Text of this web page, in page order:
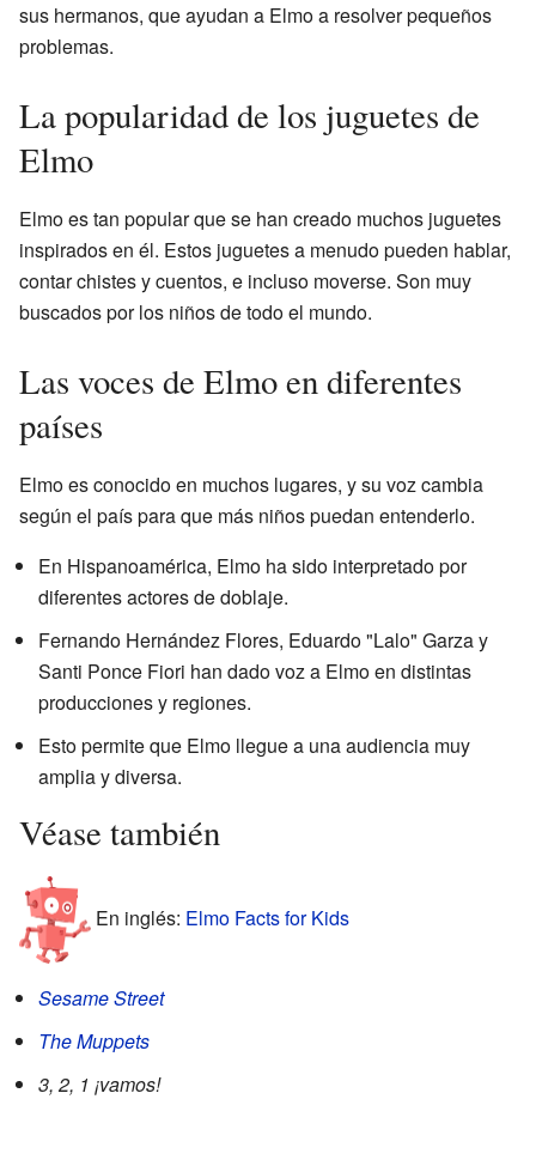
sus hermanos, que ayudan a Elmo a resolver pequeños
problemas.
La popularidad de los juguetes de
Elmo
Elmo es tan popular que se han creado muchos juguetes
inspirados en él. Estos juguetes a menudo pueden hablar,
contar chistes y cuentos, e incluso moverse. Son muy
buscados por los niños de todo el mundo.
Las voces de Elmo en diferentes
países
Elmo es conocido en muchos lugares, y su voz cambia
según el país para que más niños puedan entenderlo.
En Hispanoamérica, Elmo ha sido interpretado por
diferentes actores de doblaje.
Fernando Hernández Flores, Eduardo "Lalo" Garza y
Santi Ponce Fiori han dado voz a Elmo en distintas
producciones y regiones.
Esto permite que Elmo llegue a una audiencia muy
amplia y diversa.
Véase también
En inglés: Elmo Facts for Kids
Sesame Street
The Muppets
3, 2, 1 ¡vamos!